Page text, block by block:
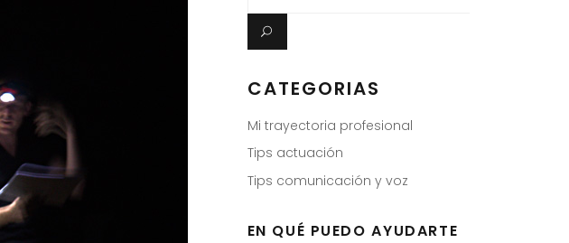
for:
CATEGORIAS
Mi trayectoria profesional
Tips actuación
Tips comunicación y voz
EN QUÉ PUEDO AYUDARTE